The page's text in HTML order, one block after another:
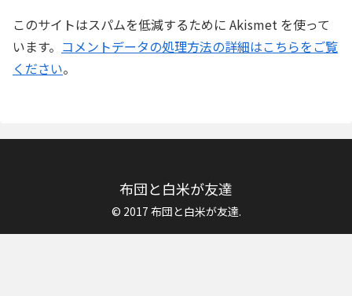
このサイトはスパムを低減するために Akismet を使って
います。 コメントデータの処理方法の詳細はこちらをご覧
ください。
布団と白米が友達
© 2017 布団と白米が友達.